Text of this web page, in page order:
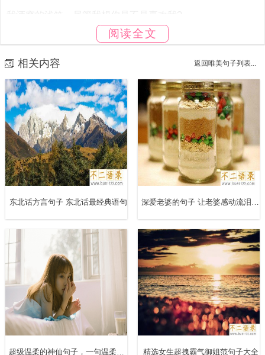
9、没有谁比谁容易，与其盯着别人的成功，不如走好自己
的人生道路。诸位，晚安
10、睡眠就像是小说，读着读着必须有个伏笔，不然明天的
情节再精彩也不会吸引人，所以现在就开始酝酿明天美丽的
故事吧，快快入睡，晚安。
11、看事情越来越明白，会教人失去做事的勇气，我们都别
忘了最初懵懂时一往无前的冲劲。晚安！
12、一粒米养恩人，一石米养仇人，老人说的话没错。不要
动不动就倾其所有，留一些骄傲与心疼给自己，记得了，最
凉不过人心。 亲们 晚安！
13、每个人都清楚，生活不仅仅是为了活着，而且是为了获
得幸福。但人之幸福，全在于心之幸福。生命本身就是幸
福。
阅读全文
相关内容 返回唯美句子列表...
东北话方言句子 东北话最经典语句
超级温柔的神仙句子，一句温柔到爆的文案句子 精选女生超拽霸气御姐范句子大全